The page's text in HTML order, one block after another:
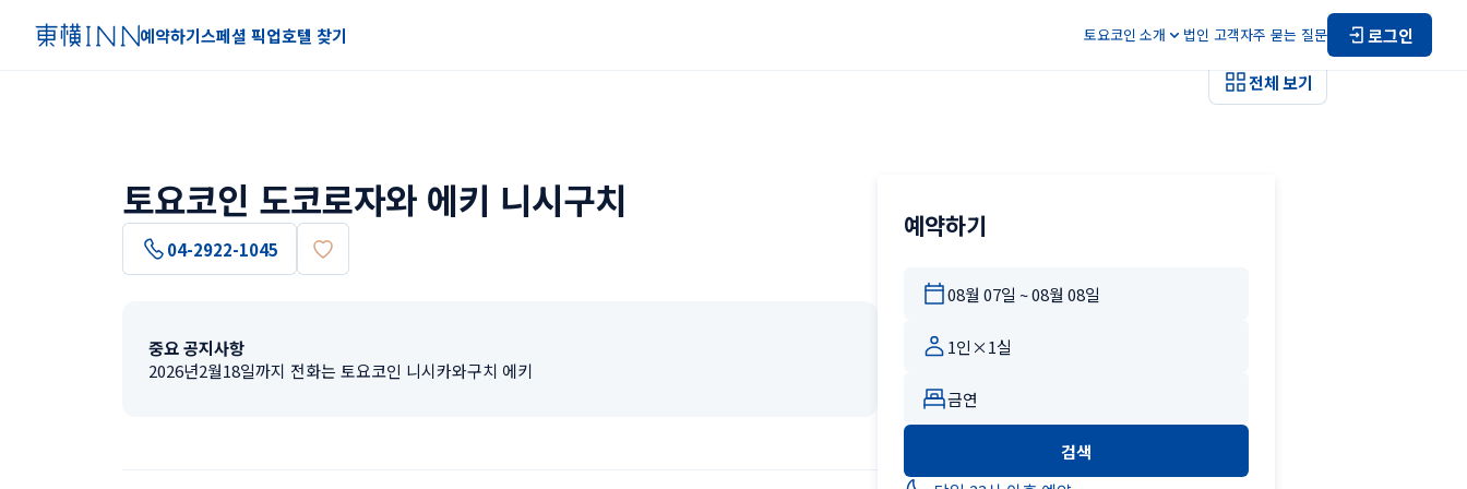
예약하기스페셜 픽업호텔 찾기 토요코인 소개 법인 고객자주 묻는 질문 로그인
전체 보기
토요코인 도코로자와 에키 니시구치
04-2922-1045
중요 공지사항
2026년2월18일까지 전화는 토요코인 니시카와구치 에키
예약하기
검색